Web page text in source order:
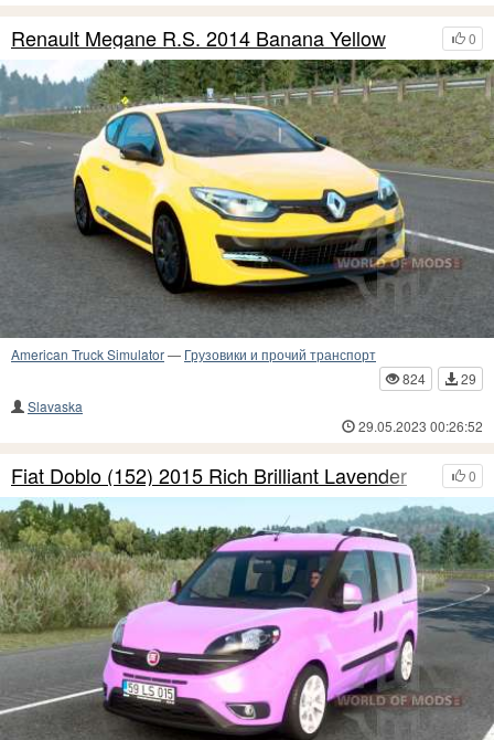
0
Renault Megane R.S. 2014 Banana Yellow
American Truck Simulator— Грузовики и прочий транспорт
824
29
Slavaska
29.05.2023 00:26:52
0
Fiat Doblo (152) 2015 Rich Brilliant Lavender